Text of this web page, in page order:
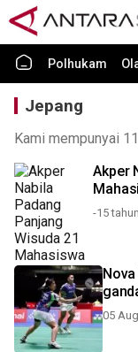
Polhukam
Jepang
Kami mempunyai
Akper
-15
05